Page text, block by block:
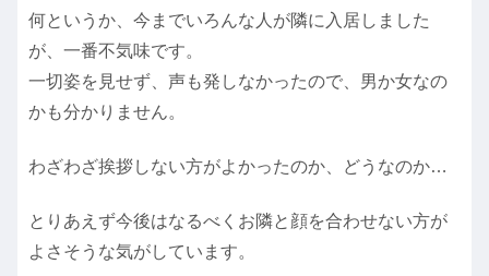
何というか、今までいろんな人が隣に入居しました
が、一番不気味です。
一切姿を見せず、声も発しなかったので、男か女なの
かも分かりません。
わざわざ挨拶しない方がよかったのか、どうなのか…
とりあえず今後はなるべくお隣と顔を合わせない方が
よさそうな気がしています。